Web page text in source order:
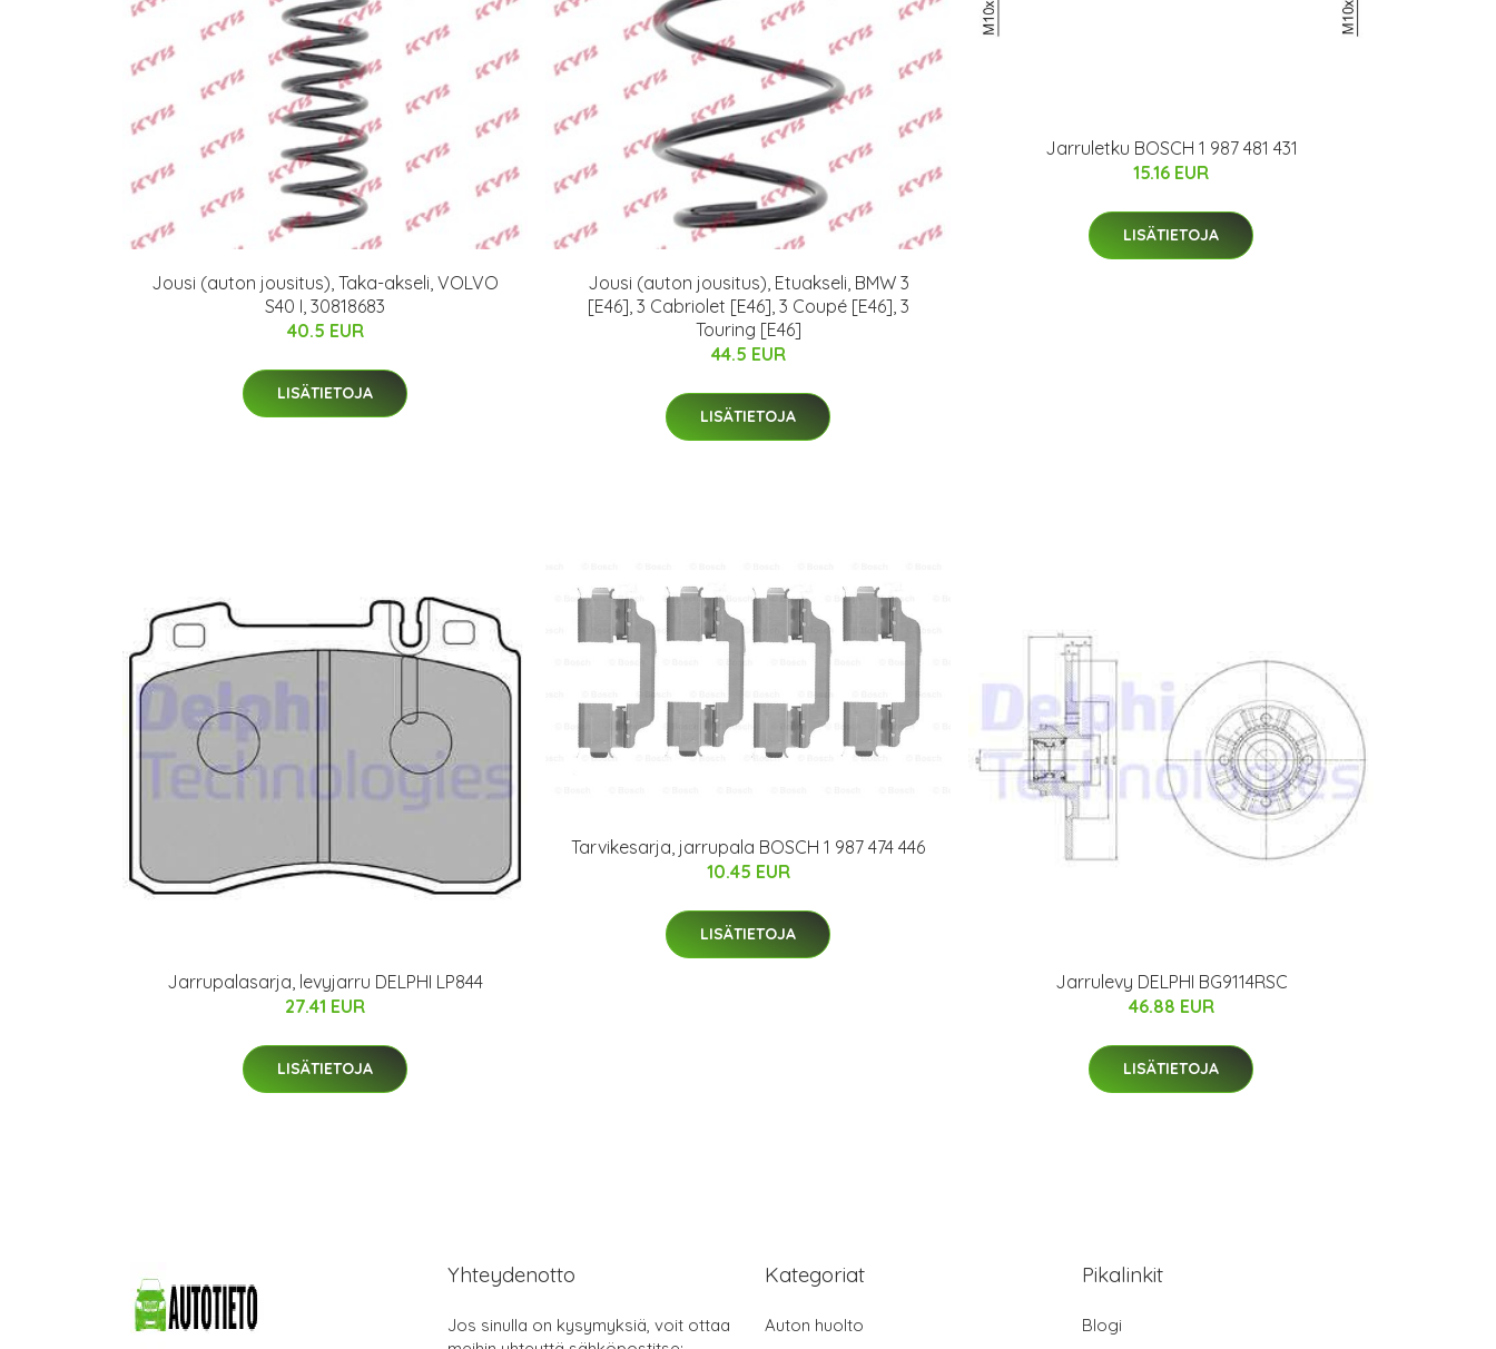
Jousi (auton jousitus), Taka-akseli, VOLVO
S40 I, 30818683
40.5 EUR
LISÄTIETOJA
Jousi (auton jousitus), Etuakseli, BMW 3
[E46], 3 Cabriolet [E46], 3 Coupé [E46], 3
Touring [E46]
44.5 EUR
LISÄTIETOJA
Jarruletku BOSCH 1 987 481 431
15.16 EUR
LISÄTIETOJA
Jarrupalasarja, levyjarru DELPHI LP844
27.41 EUR
LISÄTIETOJA
Tarvikesarja, jarrupala BOSCH 1 987 474 446
10.45 EUR
LISÄTIETOJA
Jarrulevy DELPHI BG9114RSC
46.88 EUR
LISÄTIETOJA
Yhteydenotto
Jos sinulla on kysymyksiä, voit ottaa
Kategoriat
Auton huolto
Pikalinkit
Blogi